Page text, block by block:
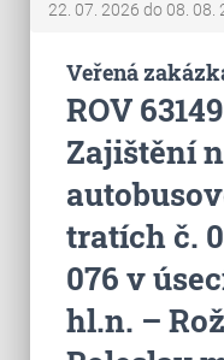
22. 07. 2026 do 08. 08.
Veřená
ROV
Zajištění
tratích č.
076 v
hl.n. –